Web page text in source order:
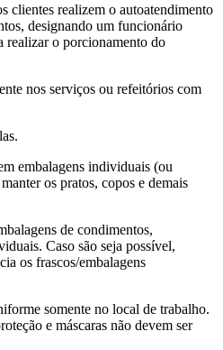
clientes realizem o autoatendimento
designando um funcionário
realizar o porcionamento do
nos serviços ou refeitórios com
embalagens individuais (ou
os pratos, copos e demais
de condimentos,
Caso são seja possível,
os frascos/embalagens
somente no local de trabalho.
e máscaras não devem ser